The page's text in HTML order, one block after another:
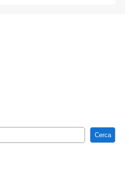
e
Cerca